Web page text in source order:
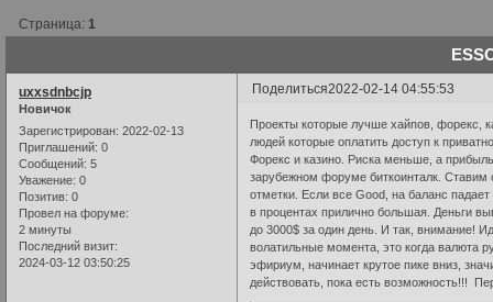
Страница:1
Поделиться2022-02-14 04:55:53
uxxsdnbcjp
Новичок
Зарегистрирован: 2022-02-13
Приглашений: 0
Сообщений: 5
Уважение: 0
Позитив: 0
Провел на форуме:
2 минуты
Последний визит:
2024-03-12 03:50:25
Проекты которые лучше хайпов, форекс,
людей которые оплатить доступ к
Форекс и казино. Риска меньше, а
зарубежном форуме биткоинталк.
отметки. Если все Good, на баланс
в процентах прилично большая. Деньги
до 3000$ за один день. И так, внимание!
волатильные момента, это когда валюта
эфириум, начинает крутое пике вниз,
действовать, пока есть возможность!!!